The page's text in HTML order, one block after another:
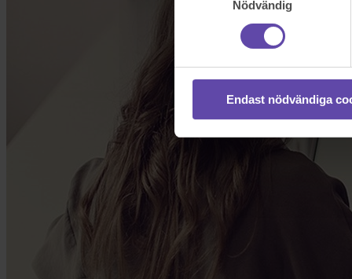
Nödvändig
Endast nödvändiga